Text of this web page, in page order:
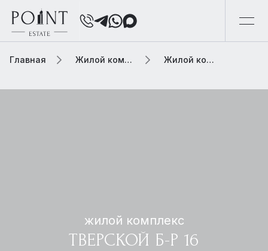
Главная Жилой комплекс Жилой комплекс тверской б-р 16
жилой комплекс
ТВЕРСКОЙ Б-Р 16